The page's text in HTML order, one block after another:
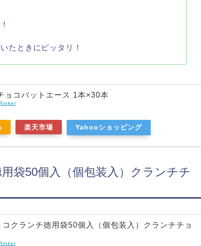
たときにピッタリ！
ョコバットエース 1本×30本
Rinker
楽天市場 Yahooショッピング
袋50個入（個包装入）クランチチ
コクランチ徳用袋50個入（個包装入）クランチチョ